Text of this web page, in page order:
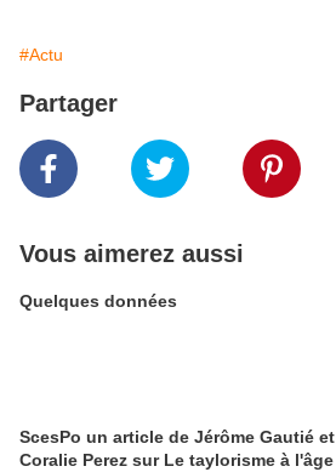
#Actu
Partager
Vous aimerez aussi
Quelques données
ScesPo un article de Jérôme Gautié et
Coralie Perez sur Le taylorisme à l'âge